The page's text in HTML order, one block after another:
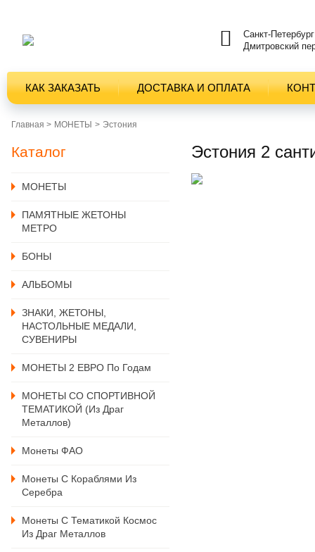
Санкт-Петербург
Дмитровский
КАК ЗАКАЗАТЬ ДОСТАВКА И ОПЛАТА
Главная > MОНЕТЫ Эстония
Каталог
MОНЕТЫ
ПАМЯТНЫЕ ЖЕТОНЫ
МЕТРО
БОНЫ
АЛЬБОМЫ
ЗНАКИ, ЖЕТОНЫ,
НАСТОЛЬНЫЕ МЕДАЛИ,
СУВЕНИРЫ
МОНЕТЫ 2 ЕВРО По Годам
МОНЕТЫ СО СПОРТИВНОЙ
ТЕМАТИКОЙ (из Драг
Металлов)
Монеты ФАО
Монеты С Кораблями Из
Серебра
Монеты С Тематикой Космос
Из Драг Металлов
Эстония 2